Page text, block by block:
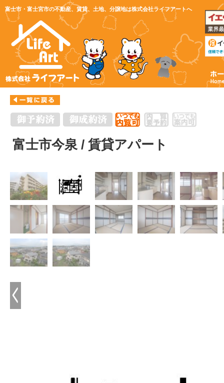
富士市・富士宮市の不動産、賃貸、土地、分譲地は株式会社ライフアートへ
富士市今泉 / 賃貸アパート